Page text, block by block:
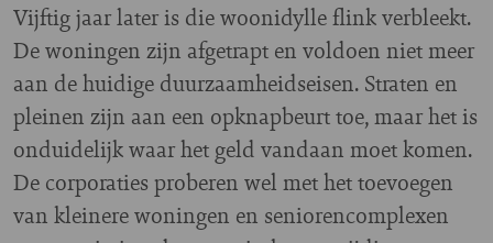
Vijftig jaar later is die woonidylle flink verbleekt.
De woningen zijn afgetrapt en voldoen niet meer
aan de huidige duurzaamheidseisen. Straten en
pleinen zijn aan een opknapbeurt toe, maar het is
onduidelijk waar het geld vandaan moet komen.
De corporaties proberen wel met het toevoegen
van kleinere woningen en seniorencomplexen